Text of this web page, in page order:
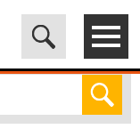
- 株式会社ICE>